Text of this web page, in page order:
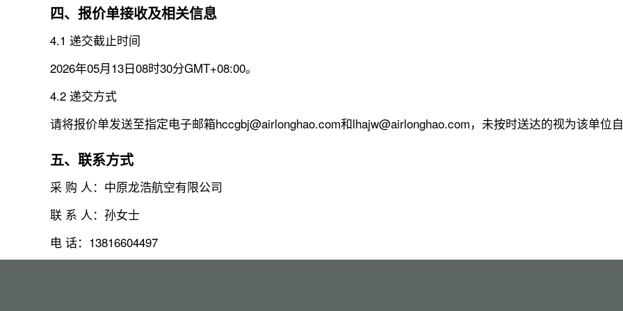
四、报价单接收及相关信息
4.1 递交截止时间
2026年05月13日08时30分GMT+08:00。
4.2 递交方式
请将报价单发送至指定电子邮箱hccgbj@airlonghao.com和lhajw@airlonghao.com，未按时送达的视为该单位自
五、联系方式
采 购 人：中原龙浩航空有限公司
联 系 人：孙女士
电 话：13816604497